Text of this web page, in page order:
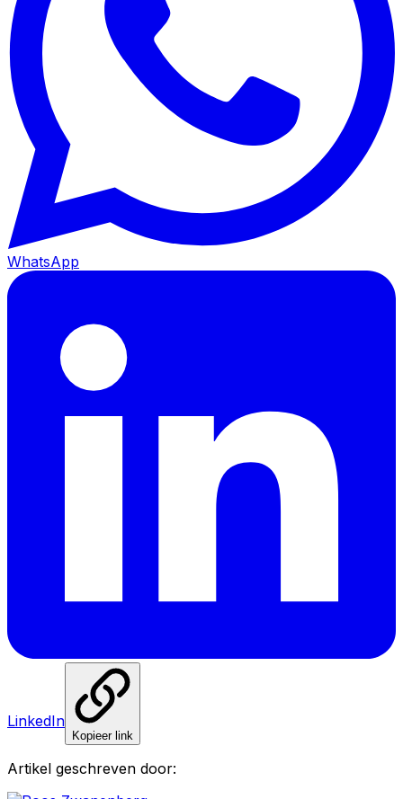
WhatsApp
LinkedIn
Kopieer link
Artikel geschreven door: